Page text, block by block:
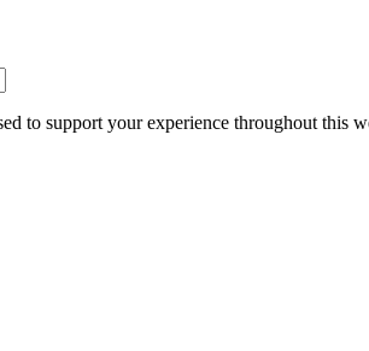
to support your experience throughout this